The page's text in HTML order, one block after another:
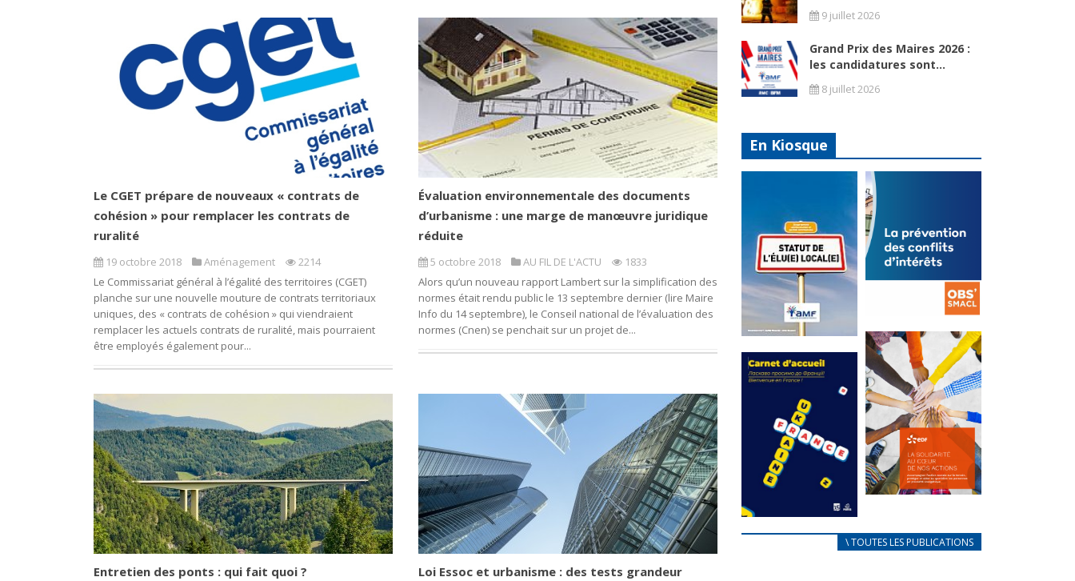
Le CGET prépare de nouveaux « contrats de
cohésion » pour remplacer les contrats de
ruralité
19 octobre 2018 Aménagement
2214
Le Commissariat général à l’égalité des territoires (CGET)
planche sur une nouvelle mouture de contrats territoriaux
uniques, des « contrats de cohésion » qui viendraient
remplacer les actuels contrats de ruralité, mais pourraient
être employés également pour...
Évaluation environnementale des documents
d’urbanisme : une marge de manœuvre juridique
réduite
5 octobre 2018 AU FIL DE L'ACTU
1833
Alors qu’un nouveau rapport Lambert sur la simplification des
normes était rendu public le 13 septembre dernier (lire Maire
Info du 14 septembre), le Conseil national de l’évaluation des
normes (Cnen) se penchait sur un projet de...
Entretien des ponts : qui fait quoi ?
Loi Essoc et urbanisme : des tests grandeur
9 juillet 2026
Grand Prix des Maires 2026 :
les candidatures sont...
8 juillet 2026
En Kiosque
Statut de
l’élu local
Mise à jour avril
2024
FEUILLETER
La
prévention
des conflits
d’intérêts
18 septembre 2023
FEUILLETER
au coeur de
nos actions
\ TOUTES LES PUBLICATIONS